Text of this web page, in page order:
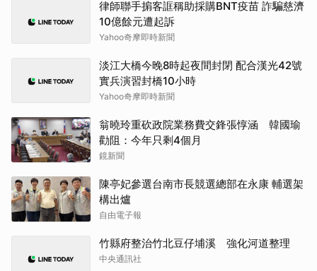
律師聯手掮客誆稱助採購BNT疫苗 詐騙慈濟
10億餘元遭起訴
Yahoo奇摩即時新聞
淡江大橋今晚8時起夜間封閉 配合漢光42號
實兵演習封橋10小時
Yahoo奇摩即時新聞
翁曉玲重砍政院業務費交鋒張惇涵 韓國瑜
勸阻：今年只剩4個月
鏡新聞
陳亭妃參選台南市長競選總部在永康 輔選架
構出爐
自由電子報
竹縣府整治竹北豆仔埔溪 強化河道整理
中央通訊社